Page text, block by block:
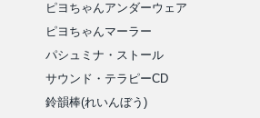
ピヨちゃんアンダーウェア
ピヨちゃんマーラー
パシュミナ・ストール
サウンド・テラピーCD
鈴韻棒(れいんぼう)